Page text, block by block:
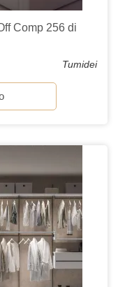
Comp 256 di
Tumidei